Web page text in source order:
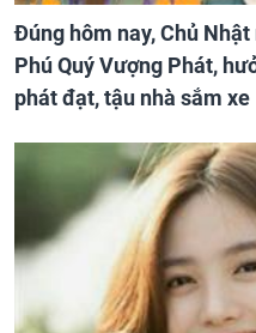
Đúng hôm nay, Chủ
Phú Quý Vượng Phát,
phát đạt, tậu nhà sắm xe